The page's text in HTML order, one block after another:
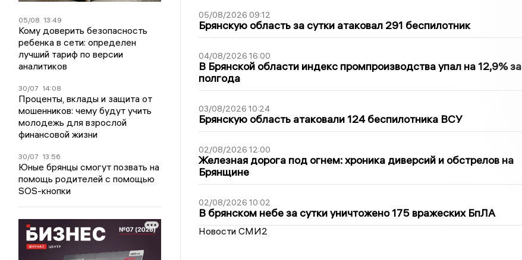
05/08 13:49
Кому доверить безопасность
ребенка в сети: определен
лучший тариф по версии
аналитиков
30/07 14:08
Проценты, вклады и защита от
мошенников: чему будут учить
молодежь для взрослой
финансовой жизни
30/07 13:56
Юные брянцы смогут позвать на
помощь родителей с помощью
SOS-кнопки
05/08/2026 09:12
Брянскую область за сутки атаковал 291 беспилотник
04/08/2026 16:00
В Брянской области индекс промпроизводства упал на 12,9% за
полгода
03/08/2026 10:24
Брянскую область атаковали 124 беспилотника ВСУ
02/08/2026 12:00
Железная дорога под огнем: хроника диверсий и обстрелов на
Брянщине
02/08/2026 10:02
В брянском небе за сутки уничтожено 175 вражеских БпЛА
Новости СМИ2